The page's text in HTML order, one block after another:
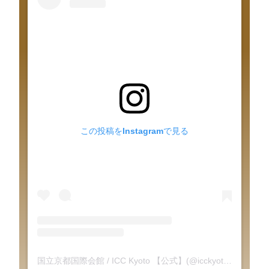
この投稿をInstagramで見る
国立京都国際会館 / ICC Kyoto 【公式】(@icckyoto)がシェアした投稿